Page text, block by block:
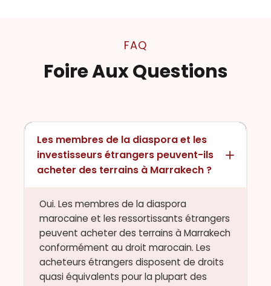
FAQ
Foire Aux Questions
Les membres de la diaspora et les
investisseurs étrangers peuvent-ils
acheter des terrains à Marrakech ?
Oui. Les membres de la diaspora
marocaine et les ressortissants étrangers
peuvent acheter des terrains à Marrakech
conformément au droit marocain. Les
acheteurs étrangers disposent de droits
quasi équivalents pour la plupart des